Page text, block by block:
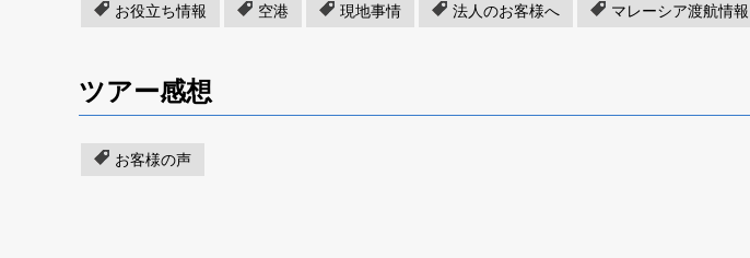
お役立ち情報 空港 現地事情 法人のお客様へ マレーシア渡航情報
ツアー感想
お客様の声